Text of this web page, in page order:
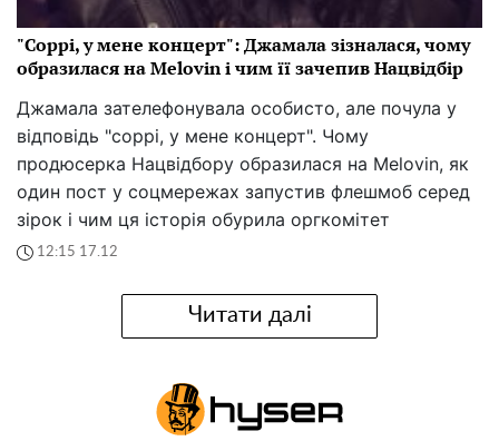
"Соррі, у мене концерт": Джамала зізналася, чому
образилася на Melovin і чим її зачепив Нацвідбір
Джамала зателефонувала особисто, але почула у
відповідь "соррі, у мене концерт". Чому
продюсерка Нацвідбору образилася на Melovin, як
один пост у соцмережах запустив флешмоб серед
зірок і чим ця історія обурила оргкомітет
12:15 17.12
Читати далі